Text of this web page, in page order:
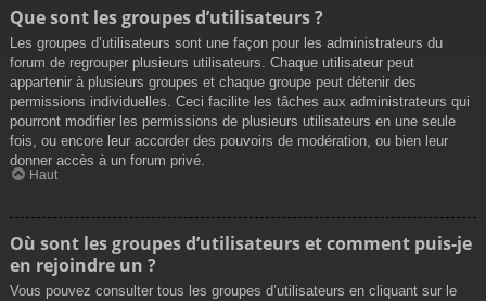
Que sont les groupes d’utilisateurs ?
Les groupes d’utilisateurs sont une façon pour les administrateurs du
forum de regrouper plusieurs utilisateurs. Chaque utilisateur peut
appartenir à plusieurs groupes et chaque groupe peut détenir des
permissions individuelles. Ceci facilite les tâches aux administrateurs qui
pourront modifier les permissions de plusieurs utilisateurs en une seule
fois, ou encore leur accorder des pouvoirs de modération, ou bien leur
donner accès à un forum privé.
Haut
Où sont les groupes d’utilisateurs et comment puis-je
en rejoindre un ?
Vous pouvez consulter tous les groupes d’utilisateurs en cliquant sur le